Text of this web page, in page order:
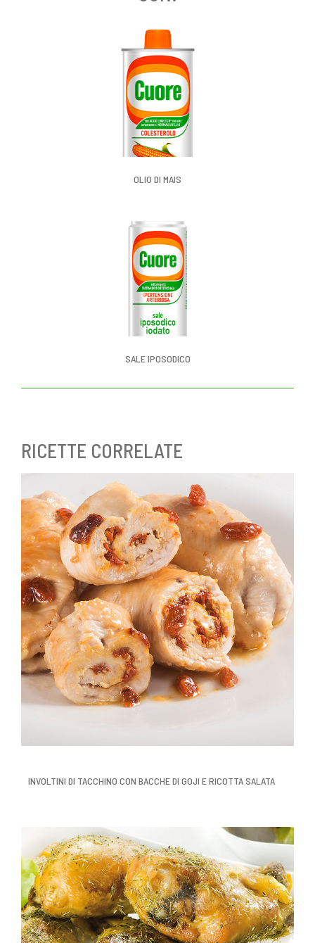
OLIO DI MAIS
SALE IPOSODICO
RICETTE CORRELATE
INVOLTINI DI TACCHINO CON BACCHE DI GOJI E RICOTTA SALATA